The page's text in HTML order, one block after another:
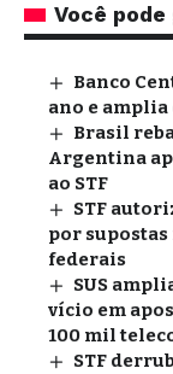
Você
Banco
ano e
Brasil
Argentina
ao STF
STF
por
federais
SUS
vício em
100 mil
STF